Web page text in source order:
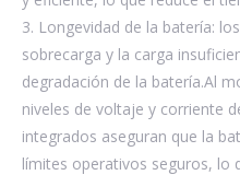
3. Longevidad de la batería:
sobrecarga y la carga
degradación de la batería.Al
niveles de voltaje y corriente
integrados aseguran que la
límites operativos seguros, lo